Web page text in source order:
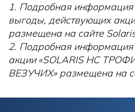
1. Подробная информация
выгоды, действующих
размещена на сайте
2. Подробная информация
акции «SOLARIS HC
ВЕЗУЧИХ» размещена на